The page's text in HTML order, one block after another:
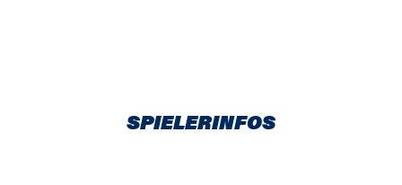
SPIELERINFOS